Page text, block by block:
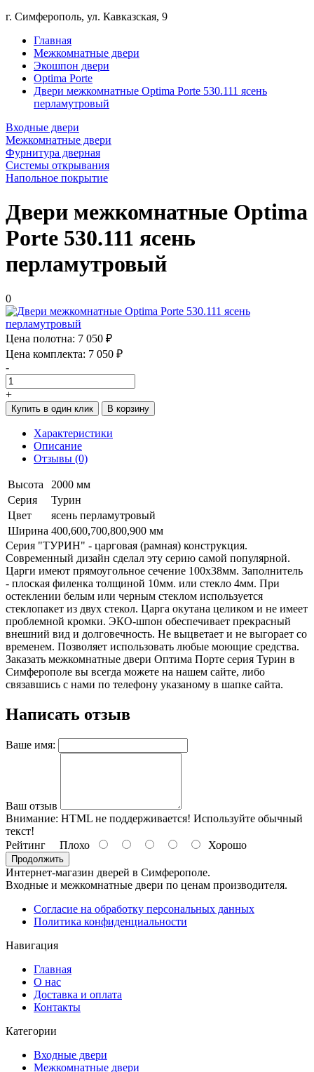
г. Симферополь, ул. Кавказская, 9
Главная
Межкомнатные двери
Экошпон двери
Optima Porte
Двери межкомнатные Optima Porte 530.111 ясень
перламутровый
Входные двери
Межкомнатные двери
Фурнитура дверная
Системы открывания
Напольное покрытие
Двери межкомнатные Optima
Porte 530.111 ясень
перламутровый
0
Цена полотна: 7 050 ₽
Цена комплекта: 7 050 ₽
-
+
Купить в один клик В корзину
Характеристики
Описание
Отзывы (0)
Высота
2000 мм
Серия
Турин
Цвет
ясень перламутровый
Ширина 400,600,700,800,900 мм
Серия "ТУРИН" - царговая (рамная) конструкция.
Современный дизайн сделал эту серию самой популярной.
Царги имеют прямоугольное сечение 100х38мм. Заполнитель
- плоская филенка толщиной 10мм. или стекло 4мм. При
остеклении белым или черным стеклом используется
стеклопакет из двух стекол. Царга окутана целиком и не имеет
проблемной кромки. ЭКО-шпон обеспечивает прекрасный
внешний вид и долговечность. Не выцветает и не выгорает со
временем. Позволяет использовать любые моющие средства.
Заказать межкомнатные двери Оптима Порте серия Турин в
Симферополе вы всегда можете на нашем сайте, либо
связавшись с нами по телефону указаному в шапке сайта.
Написать отзыв
Ваше имя:
Ваш отзыв
Внимание: HTML не поддерживается! Используйте обычный
текст!
Рейтинг Плохо Хорошо
Продолжить
Интернет-магазин дверей в Симферополе.
Входные и межкомнатные двери по ценам производителя.
Согласие на обработку персональных данных
Политика конфиденциальности
Навигация
Главная
О нас
Доставка и оплата
Контакты
Категории
Входные двери
Межкомнатные двери